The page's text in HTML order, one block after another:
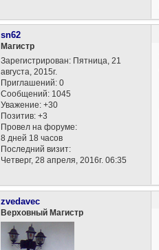
sn62
Магистр
Зарегистрирован: Пятница, 21
августа, 2015г.
Приглашений: 0
Сообщений: 1045
Уважение: +30
Позитив: +3
Провел на форуме:
8 дней 18 часов
Последний визит:
Четверг, 28 апреля, 2016г. 06:35
zvedavec
Верховный Магистр